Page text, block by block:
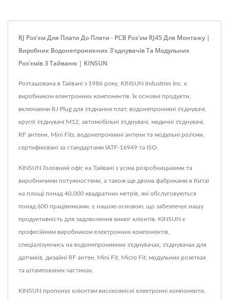
RJ Роз'єм Для Плати До Плати - PCB Роз'єм RJ45 Для Монтажу |
Виробник Водонепроникних З'єднувачів Та Модульних
Роз'ємів З Тайваню | KINSUN
Розташована в Тайвані з 1986 року, KINSUN Industries Inc. є
виробником електронних компонентів. Їх основні продукти,
включаючи RJ Plug для з'єднання плат, водонепроникні з'єднувачі,
круглі з'єднувачі M12, автомобільні з'єднувачі, медичні з'єднувачі,
RF антени, Mini Fits, водонепроникні антени та модульні роз'єми,
сертифіковані за стандартами IATF-16949 та ISO.
KINSUN Головний офіс на Тайвані з усіма розробницькими та
виробничими потужностями, а також ще двома фабриками в Китаї
на площі понад 40,000 квадратних метрів, які обслуговуються
понад 600 працівниками, є нашою основою, що забезпечує нашу
продуктивність для задоволення вимог клієнтів. KINSUN є
професійним виробником електронних компонентів,
спеціалізуючись на водонепроникних з'єднувачах, з'єднувачах для
датчиків, дизайні RF антен, Mini Fit, Micro Fit, модульних розетках
та штампованих частинах.
KINSUN пропонує клієнтам високоякісні електронні компоненти,